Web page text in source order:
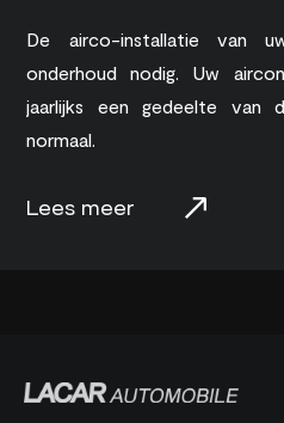
De airco-installatie van
onderhoud nodig. Uw
jaarlijks een gedeelte van
normaal.
Lees meer